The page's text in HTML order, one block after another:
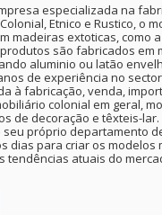
especializada na
Etnico e Rustico, o
madeiras extoticas, como a
são fabricados em
aluminio ou latão
de experiência no
à fabricação, venda,
colonial em geral,
de decoração e têxteis-lar.
seu próprio departamento
dias para criar os modelos
tendências atuais do